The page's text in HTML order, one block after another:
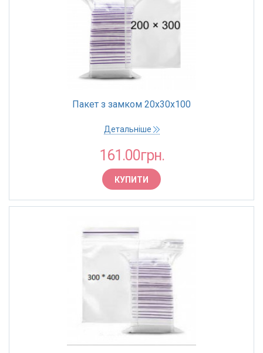
Пакет з замком 20х30х100
Детальніше
161.00грн.
КУПИТИ